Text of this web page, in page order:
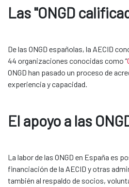
Las "ONGD
De las ONGD españolas, la AECID
44 organizaciones conocidas como “
ONGD han pasado un proceso de
experiencia y capacidad.
El apoyo a las
La labor de las ONGD en España es
financiación de la AECID y otras
también al respaldo de socios,